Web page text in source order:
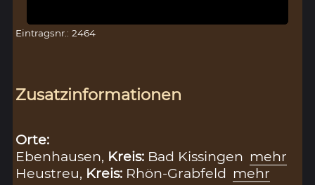
Eintragsnr.: 2464
Zusatzinformationen
Orte:
Ebenhausen, Kreis: Bad Kissingen mehr
Heustreu, Kreis: Rhön-Grabfeld mehr